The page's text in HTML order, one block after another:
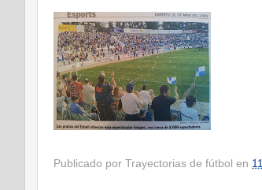
Publicado por Trayectorias de fútbol en